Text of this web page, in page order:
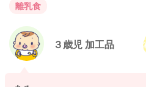
離乳食
３歳児 加工品